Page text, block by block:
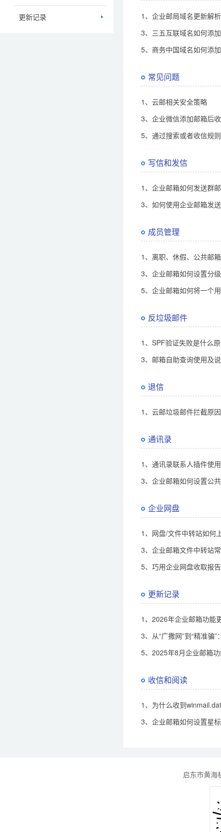
更新记录
1、企业邮局域名更新解
3、三五互联域名如何添
5、商务中国域名如何添
常见问题
1、云邮相关安全策略
3、企业微信添加邮箱后
5、通过搜索或者收信规
写信和发信
1、企业邮箱如何发送群
3、如何使用企业邮箱发
成员管理
1、离职、休假、公共邮
3、企业邮箱如何设置分
5、企业邮箱如何将一个
反垃圾邮件
1、SPF验证失败是什么
3、邮箱自助查询使用及
退信
1、云邮垃圾邮件拦截原
通讯录
1、通讯录联系人插件使
3、企业邮箱如何设置公
企业网盘
1、网盘/文件中转站如何
3、企业邮箱文件中转站
5、巧用企业网盘收取报
更新记录
1、2026年企业邮箱功能
3、从“广撒网”到“精准骗
5、2025年8月企业邮箱
收信和阅读
1、为什么收到
3、企业邮箱如何设置星
启东市黄海